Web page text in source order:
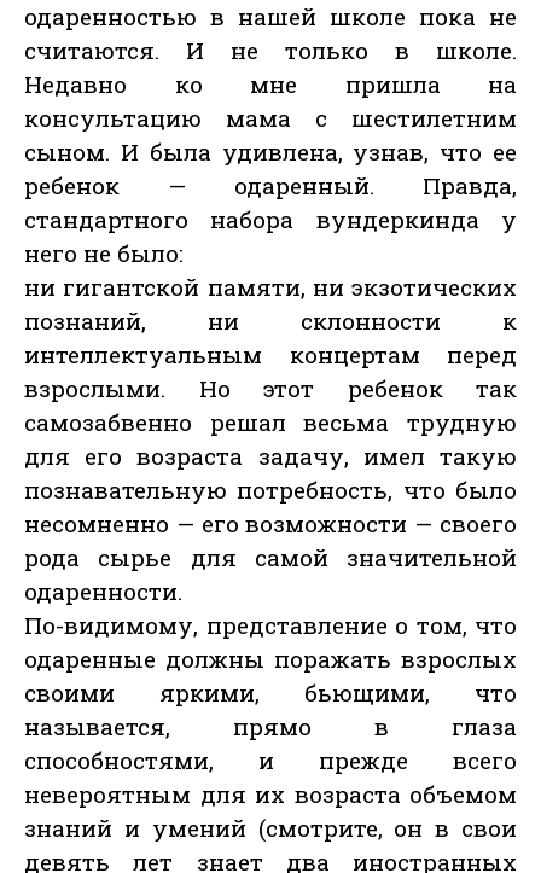
одаренностью в нашей школе пока не
считаются. И не только в школе.
Недавно ко мне пришла на
консультацию мама с шестилетним
сыном. И была удивлена, узнав, что ее
ребенок — одаренный. Правда,
стандартного набора вундеркинда у
него не было:
ни гигантской памяти, ни экзотических
познаний, ни склонности к
интеллектуальным концертам перед
взрослыми. Но этот ребенок так
самозабвенно решал весьма трудную
для его возраста задачу, имел такую
познавательную потребность, что было
несомненно — его возможности — своего
рода сырье для самой значительной
одаренности.
По-видимому, представление о том, что
одаренные должны поражать взрослых
своими яркими, бьющими, что
называется, прямо в глаза
способностями, и прежде всего
невероятным для их возраста объемом
знаний и умений (смотрите, он в свои
девять лет знает два иностранных